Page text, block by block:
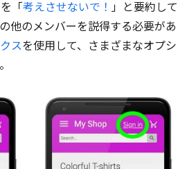
「 考えさせないで！ 」と要約して
他のメンバーを説得する必要があ
スを使用して、さまざまなオプシ